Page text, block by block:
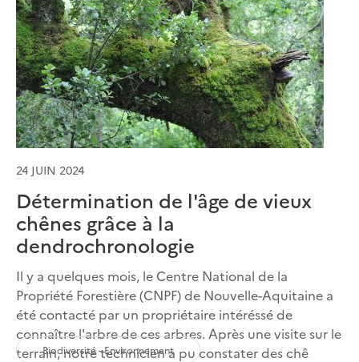
24 JUIN 2024
Détermination de l'âge de vieux
chênes grâce à la
dendrochronologie
Il y a quelques mois, le Centre National de la
Propriété Forestière (CNPF) de Nouvelle-Aquitaine a
été contacté par un propriétaire intéréssé de
connaître l'arbre de ces arbres. Après une visite sur le
terrain, notre technicien a pu constater des chê
Biodiversité - Environnement